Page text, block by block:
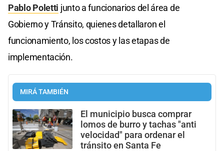
Pablo Poletti junto a funcionarios del área de
Gobierno y Tránsito, quienes detallaron el
funcionamiento, los costos y las etapas de
implementación.
MIRÁ TAMBIÉN
El municipio busca comprar
lomos de burro y tachas "anti
velocidad" para ordenar el
tránsito en Santa Fe